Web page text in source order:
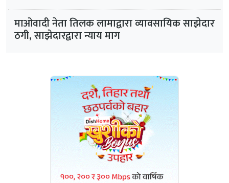
माओवादी नेता तिलक लामाद्वारा व्यावसायिक साझेदार
ठगी, साझेदारद्वारा न्याय माग